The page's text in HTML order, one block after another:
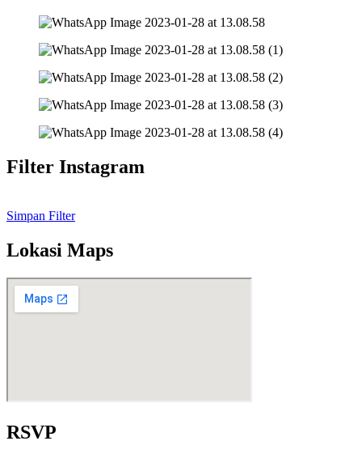
Filter Instagram
Simpan Filter
Lokasi Maps
RSVP